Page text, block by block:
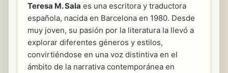
Teresa M. Sala es una escritora y traductora
española, nacida en Barcelona en 1980. Desde
muy joven, su pasión por la literatura la llevó a
explorar diferentes géneros y estilos,
convirtiéndose en una voz distintiva en el
ámbito de la narrativa contemporánea en